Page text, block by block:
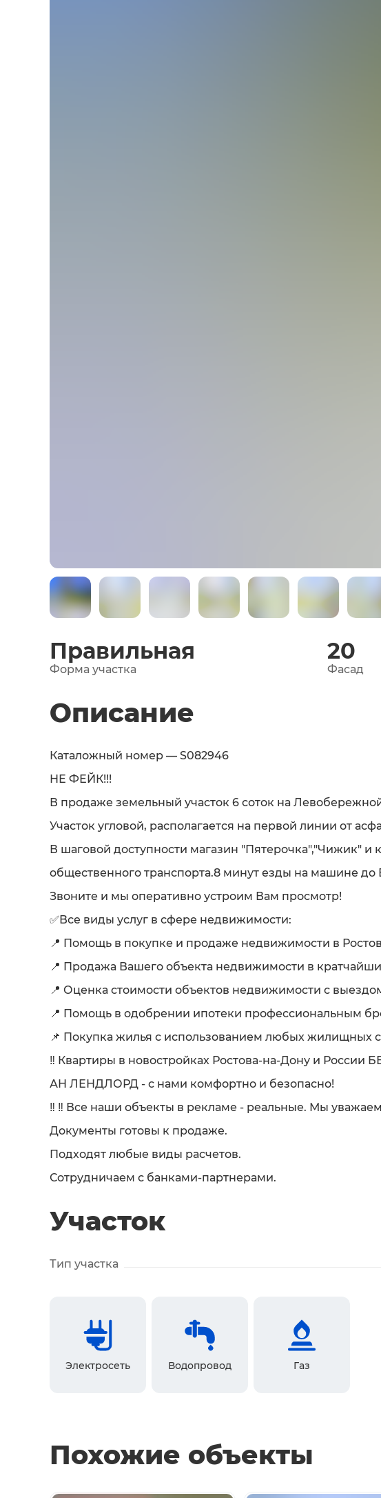
Правильная
Форма участка
20
Фасад
Описание
Каталожный номер — S082946
НЕ ФЕЙК!!!
В продаже земельный участок 6 соток на
Участок угловой, располагается на первой линии от
В шаговой доступности магазин "Пятерочка","Чижик" и
общественного транспорта.8 минут езды на машине до
Звоните и мы оперативно устроим Вам просмотр!
✅Все виды услуг в сфере недвижимости:
📍 Помощь в покупке и продаже недвижимости в
📍 Продажа Вашего объекта недвижимости в
📍 Оценка стоимости объектов недвижимости с
📍 Помощь в одобрении ипотеки профессиональным
📌 Покупка жилья с использованием любых жилищных
‼️ Квартиры в новостройках Ростова-на-Дону и
АН ЛЕНДЛОРД - с нами комфортно и безопасно!
‼️ ‼️ Все наши объекты в рекламе - реальные. Мы
Документы готовы к продаже.
Подходят любые виды расчетов.
Сотрудничаем с банками-партнерами.
Участок
Тип участка
Электросеть Водопровод Газ
Похожие объекты